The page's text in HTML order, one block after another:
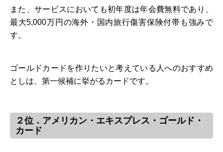
また、サービスにおいても初年度は年会費無料であり、
最大5,000万円の海外・国内旅行傷害保険付帯も強みで
す。
ゴールドカードを作りたいと考えている人へのおすすめ
としは、第一候補に挙がるカードです。
２位．アメリカン・エキスプレス・ゴールド・
カード